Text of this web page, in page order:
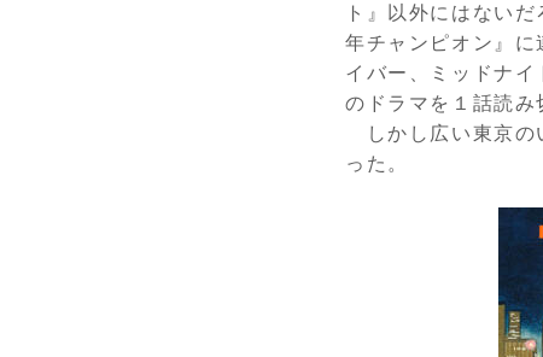
ト』以外にはない
年チャンピオン』に
イバー、ミッドナ
のドラマを１話読み
しかし広い東京の
った。